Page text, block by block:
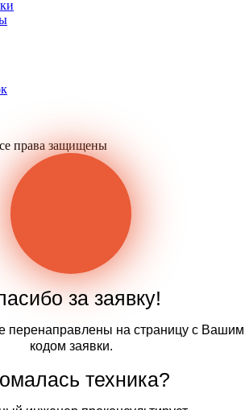
права защищены
за заявку!
перенаправлены на страницу с Вашим
кодом заявки.
техника?